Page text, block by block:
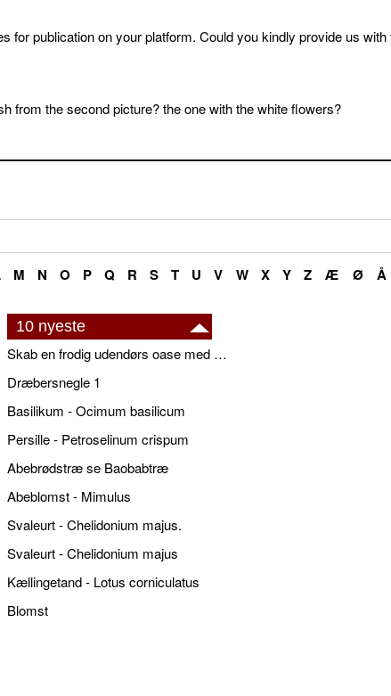
for publication on your platform. Could you kindly provide us with
from the second picture? the one with the white flowers?
M N O P Q R S T U V W X Y Z Æ Ø Å
10 nyeste
Skab en frodig udendørs oase med smukke plantekrukker og elegante espalier
Dræbersnegle 1
Basilikum - Ocimum basilicum
Persille - Petroselinum crispum
Abebrødstræ se Baobabtræ
Abeblomst - Mimulus
Svaleurt - Chelidonium majus.
Svaleurt - Chelidonium majus
Kællingetand - Lotus corniculatus
Blomst